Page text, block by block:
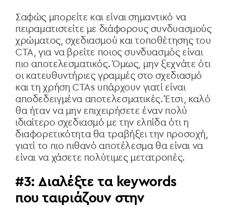
Σαφώς μπορείτε και είναι σημαντικό να
πειραματιστείτε με διάφορους συνδυασμούς
χρώματος, σχεδιασμού και τοποθέτησης του
CTA, για να βρείτε ποιος συνδυασμός είναι
πιο αποτελεσματικός. Όμως, μην ξεχνάτε ότι
οι κατευθυντήριες γραμμές στο σχεδιασμό
και τη χρήση CTAs υπάρχουν γιατί είναι
αποδεδειγμένα αποτελεσματικές. Έτσι, καλό
θα ήταν να μην επιχειρήσετε έναν πολύ
ιδιαίτερο σχεδιασμό με την ελπίδα ότι η
διαφορετικότητα θα τραβήξει την προσοχή,
γιατί το πιο πιθανό αποτέλεσμα θα είναι να
είναι να χάσετε πολύτιμες μετατροπές.
#3: Διαλέξτε τα keywords
που ταιριάζουν στην